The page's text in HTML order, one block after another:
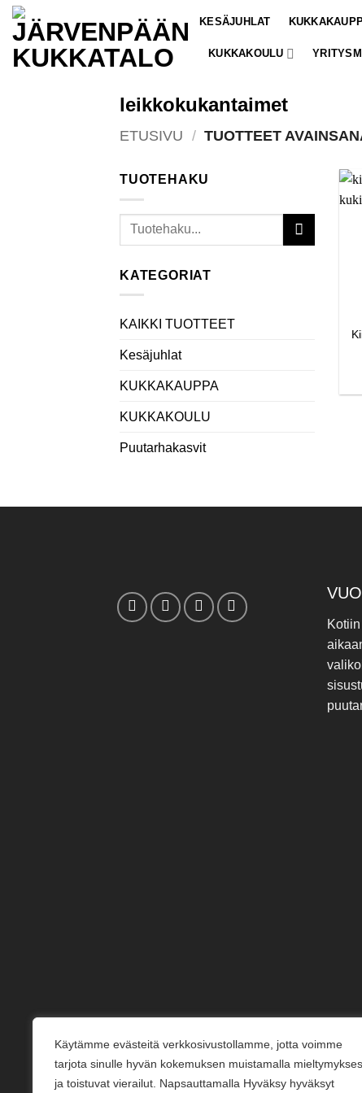
Käytämme evästeitä verkkosivustollamme, jotta voimme
tarjota sinulle hyvän kokemuksen muistamalla
ja toistuvat vierailut. Napsauttamalla Hyväksy hyväksyt
Skip
content
KESÄJUHLAT
KUKKAKOULU
leikkokukantaimet
ETUSIVU / TUOTTEET
TUOTEHAKU
Etsi:
KATEGORIAT
KAIKKI TUOTTEET
Kesäjuhlat
KUKKAKAUPPA
KUKKAKOULU
Puutarhakasvit